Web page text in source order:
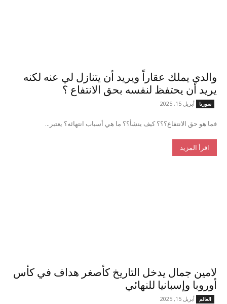
والدي يملك عقاراً ويريد أن يتنازل لي عنه لكنه
يريد أن يحتفظ لنفسه بحق الانتفاع ؟
سوريا أبريل 15, 2025
فما هو حق الانتفاع؟؟؟ كيف ينشأ؟؟ ما هي أسباب انتهائه؟ يعتبر...
اقرأ المزيد
لامين جمال يدخل التاريخ كأصغر هداف في كأس
أوروبا وإسبانيا للنهائي
العالم أبريل 15, 2025